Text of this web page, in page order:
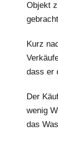
Objekt
Kurz
dass er
Der
wenig
das